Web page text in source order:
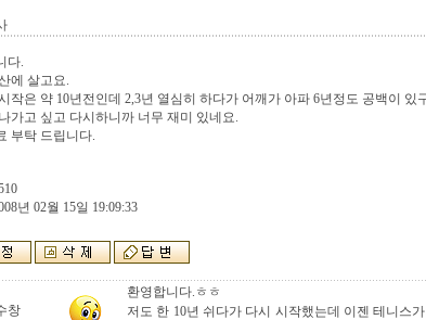
다.
에 살고요.
작은 약 10년전인데 2,3년 열심히 하다가 어깨가 아파 6년정도 공백이 있
가고 싶고 다시하니까 너무 재미 있네요.
부탁 드립니다.
년 02월 15일 19:09:33
창
환영합니다.ㅎㅎ
저도 한 10년 쉬다가 다시 시작했는데 이젠 테니스